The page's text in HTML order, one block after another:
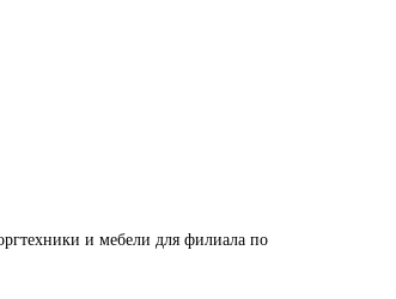
и мебели для филиала по